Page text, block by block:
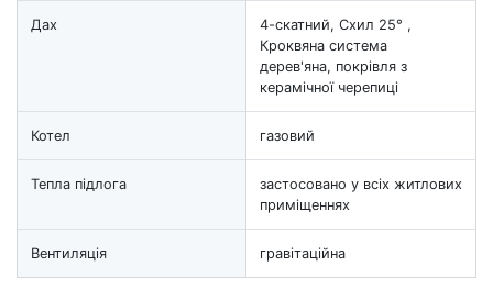
Дах
4-скатний, Схил 25° ,
Кроквяна система
дерев'яна, покрівля з
керамічної черепиці
Котел газовий
Тепла підлога
застосовано у всіх житлових
приміщеннях
Вентиляція гравітаційна